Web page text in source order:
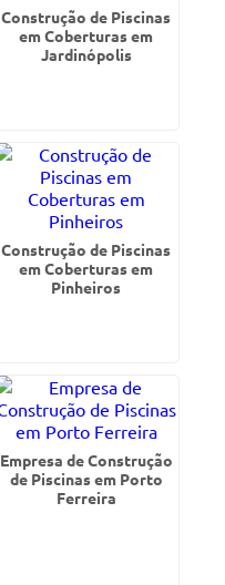
Construção de Piscinas
em Coberturas em
Jardinópolis
Construção de Piscinas
em Coberturas em
Pinheiros
Empresa de Construção
de Piscinas em Porto
Ferreira